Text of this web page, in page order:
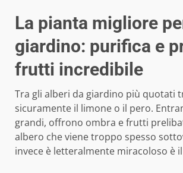
La pianta migliore
giardino: purifica e
frutti incredibile
Tra gli alberi da giardino più quotati
sicuramente il limone o il pero.
grandi, offrono ombra e frutti
albero che viene troppo spesso
invece è letteralmente miracoloso è il